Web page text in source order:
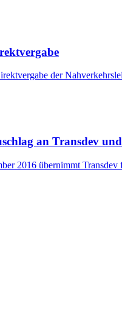
der
an Transdev
2016 übernimmt